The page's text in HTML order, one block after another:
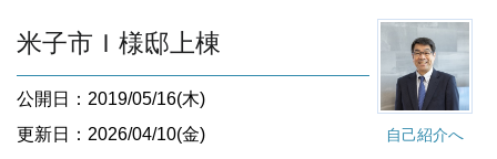
自己紹介へ
米子市Ｉ様邸上棟
公開日：2019/05/16(木)
更新日：2026/04/10(金)